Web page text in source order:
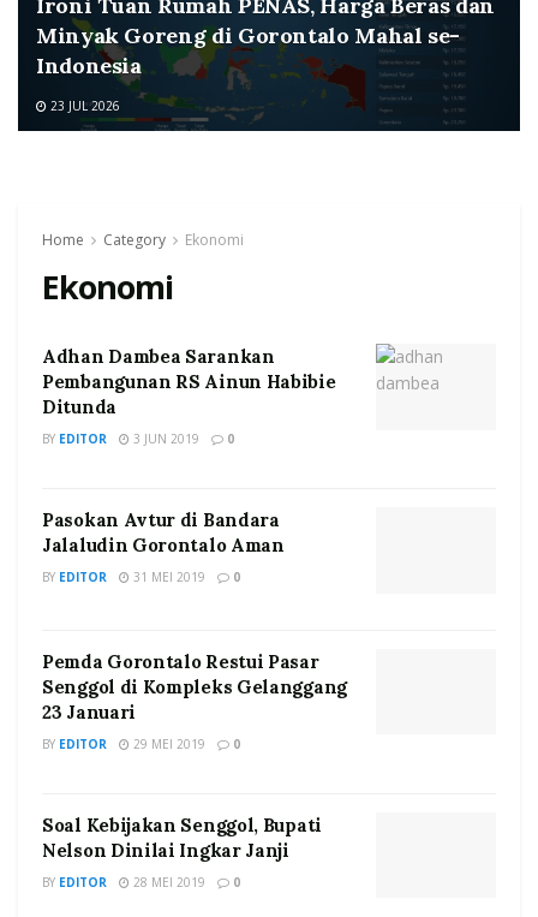
Minyak Goreng di Gorontalo Mahal se-
Indonesia
23 JUL 2026
Home Category Ekonomi
Ekonomi
Adhan Dambea Sarankan
Pembangunan RS Ainun Habibie
Ditunda
BY EDITOR 3 JUN 2019 0
Pasokan Avtur di Bandara
Jalaludin Gorontalo Aman
BY EDITOR 31 MEI 2019 0
Pemda Gorontalo Restui Pasar
Senggol di Kompleks Gelanggang
23 Januari
BY EDITOR 29 MEI 2019 0
Soal Kebijakan Senggol, Bupati
Nelson Dinilai Ingkar Janji
BY EDITOR 28 MEI 2019 0